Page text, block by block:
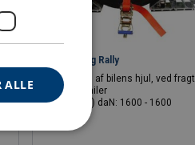
Hjulsurring Rally
For surring af bilens hjul, ved fragt
af bil på trailer
LC (Lige) daN: 1600 - 1600
ALLE